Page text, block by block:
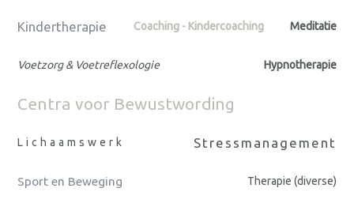
Kindertherapie Coaching - Kindercoaching Meditatie
Voetzorg & Voetreflexologie Hypnotherapie
Centra voor Bewustwording
Lichaamswerk Stressmanagement
Sport en Beweging Therapie (diverse)